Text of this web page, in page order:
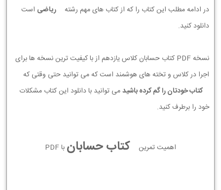
در ادامه مطلب این کتاب را که از کتاب های مهم رشته
ریاضی است
دانلود کنید.
نسخه PDF کتاب حسابان کلاس یازدهم از با کیفیت ترین نسخه ها برای
اجرا در کلاس و تخته های هوشمند است که می توانید حتی وقتی که
کتاب خودتان را گم کرده باشیدمی توانید با دانلود این کتاب مشکلات
خود را برطرف کنید.
اهمیت تمرین کتاب حسابان با PDF